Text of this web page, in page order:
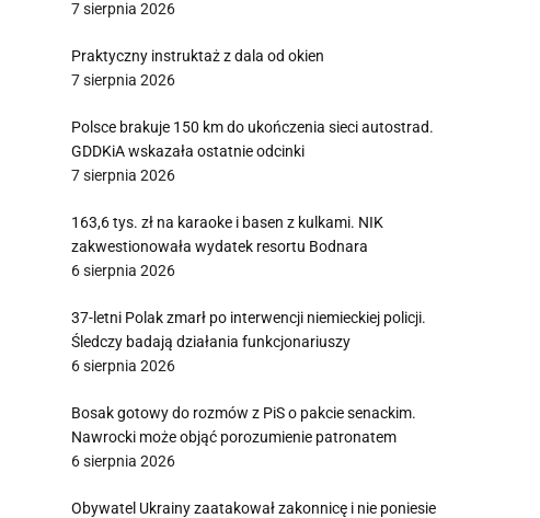
7 sierpnia 2026
Praktyczny instruktaż z dala od okien
7 sierpnia 2026
Polsce brakuje 150 km do ukończenia sieci autostrad.
GDDKiA wskazała ostatnie odcinki
7 sierpnia 2026
163,6 tys. zł na karaoke i basen z kulkami. NIK
zakwestionowała wydatek resortu Bodnara
6 sierpnia 2026
37-letni Polak zmarł po interwencji niemieckiej policji.
Śledczy badają działania funkcjonariuszy
6 sierpnia 2026
Bosak gotowy do rozmów z PiS o pakcie senackim.
Nawrocki może objąć porozumienie patronatem
6 sierpnia 2026
Obywatel Ukrainy zaatakował zakonnicę i nie poniesie